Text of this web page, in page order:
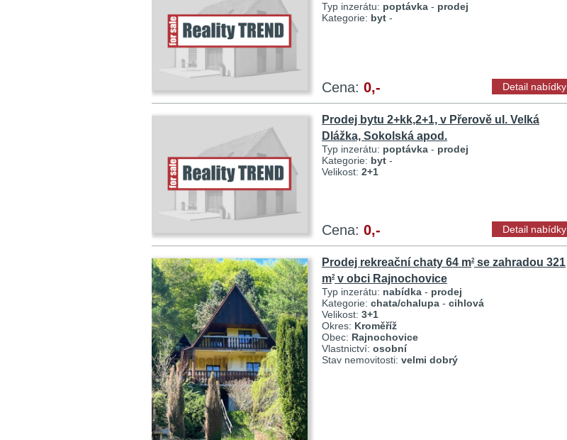
Typ inzerátu: poptávka - prodej
Kategorie: byt -
Cena: 0,- Detail nabídky
Prodej bytu 2+kk,2+1, v Přerově ul. Velká
Dlážka, Sokolská apod.
Typ inzerátu: poptávka - prodej
Kategorie: byt -
Velikost: 2+1
Cena: 0,- Detail nabídky
Prodej rekreační chaty 64 m2se zahradou 321
m2v obci Rajnochovice
Typ inzerátu: nabídka - prodej
Kategorie: chata/chalupa - cihlová
Velikost: 3+1
Okres: Kroměříž
Obec: Rajnochovice
Vlastnictví: osobní
Stav nemovitosti: velmi dobrý